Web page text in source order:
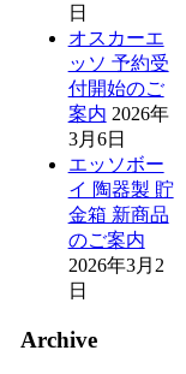
日
オスカーエ
ッソ 予約受
付開始のご
案内 2026年
3月6日
エッソボー
イ 陶器製 貯
金箱 新商品
のご案内
2026年3月2
日
Archive